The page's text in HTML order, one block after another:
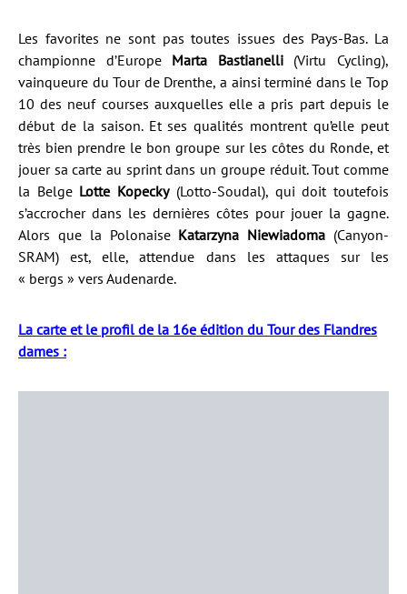
Les favorites ne sont pas toutes issues des Pays-Bas. La
championne d’Europe Marta Bastianelli(Virtu Cycling),
vainqueure du Tour de Drenthe, a ainsi terminé dans le Top
10 des neuf courses auxquelles elle a pris part depuis le
début de la saison. Et ses qualités montrent qu’elle peut
très bien prendre le bon groupe sur les côtes du Ronde, et
jouer sa carte au sprint dans un groupe réduit. Tout comme
la Belge Lotte Kopecky(Lotto-Soudal), qui doit toutefois
s’accrocher dans les dernières côtes pour jouer la gagne.
Alors que la Polonaise Katarzyna Niewiadoma (Canyon-
SRAM) est, elle, attendue dans les attaques sur les
« bergs » vers Audenarde.
La carte et le profil de la 16e édition du Tour des Flandres
dames :